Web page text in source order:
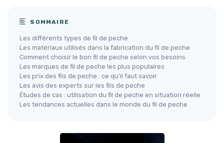
SOMMAIRE
Les différents types de fil de peche
Les matériaux utilisés dans la fabrication du fil de peche
Comment choisir le bon fil de peche selon vos besoins
Les marques de fil de peche les plus populaires
Les prix des fils de peche : ce qu'il faut savoir
Les avis des experts sur les fils de peche
Études de cas : utilisation du fil de peche en situation réelle
Les tendances actuelles dans le monde du fil de peche